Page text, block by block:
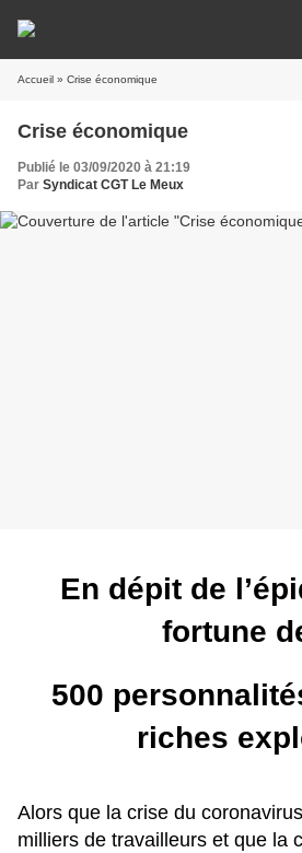
Accueil » Crise économique
Crise économique
Publié le 03/09/2020 à 21:19
Par Syndicat CGT Le Meux
En dépit de
fortune
500
riches
Alors que la crise du
milliers de travailleurs et que la